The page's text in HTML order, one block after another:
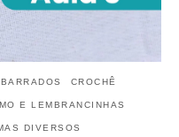
CROCHÊ
E LEMBRANCINHAS
DIVERSOS